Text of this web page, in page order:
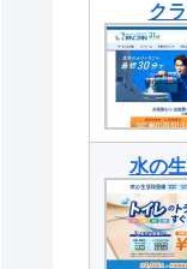
ク
水の